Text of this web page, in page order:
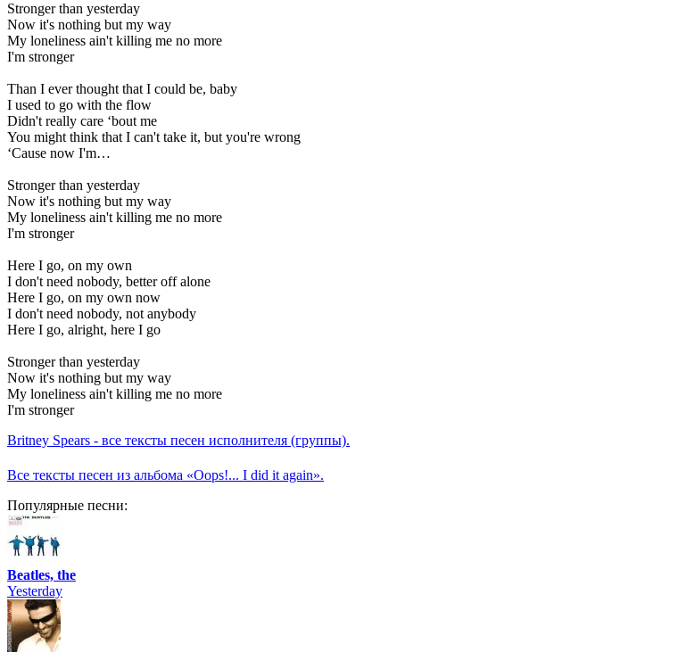
Stronger than yesterday
Now it's nothing but my way
My loneliness ain't killing me no more
I'm stronger
Than I ever thought that I could be, baby
I used to go with the flow
Didn't really care ‘bout me
You might think that I can't take it, but you're wrong
‘Cause now I'm…
Stronger than yesterday
Now it's nothing but my way
My loneliness ain't killing me no more
I'm stronger
Here I go, on my own
I don't need nobody, better off alone
Here I go, on my own now
I don't need nobody, not anybody
Here I go, alright, here I go
Stronger than yesterday
Now it's nothing but my way
My loneliness ain't killing me no more
I'm stronger
Britney Spears - все тексты песен исполнителя (группы).
Все тексты песен из альбома «Oops!... I did it again».
Популярные песни:
Beatles, the
Yesterday